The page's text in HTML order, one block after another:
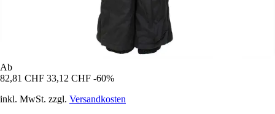
Ab
82,81 CHF 33,12 CHF -60%
inkl. MwSt. zzgl. Versandkosten